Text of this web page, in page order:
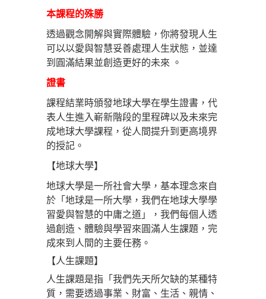
本課程的殊勝
透過觀念開解與實際體驗，你將發現人生
可以以愛與智慧妥善處理人生狀態，並達
到圓滿結果並創造更好的未來 。
證書
課程結業時頒發地球大學在學生證書，代
表人生進入嶄新階段的里程碑以及未來完
成地球大學課程，從人間提升到更高境界
的授記。
【地球大學】
地球大學是一所社會大學，基本理念來自
於「地球是一所大學，我們在地球大學學
習愛與智慧的中庸之道」，我們每個人透
過創造、體驗與學習來圓滿人生課題，完
成來到人間的主要任務。
【人生課題】
人生課題是指「我們先天所欠缺的某種特
質，需要透過事業、財富、生活、親情、